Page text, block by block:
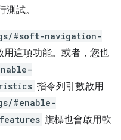
試。
#soft-navigation-
用這項功能。或者，您也
指令列引數啟用
#enable-
旗標也會啟用軟